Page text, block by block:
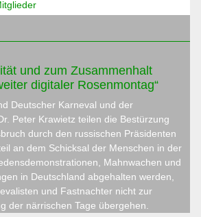
und zum Zusammenhalt
digitaler Rosenmontag“
Deutscher Karneval und der
Peter Krawietz teilen die Bestürzung
durch den russischen Präsidenten
an dem Schicksal der Menschen in der
Mahnwachen und
in Deutschland abgehalten werden,
und Fastnachter nicht zur
der närrischen Tage übergehen.